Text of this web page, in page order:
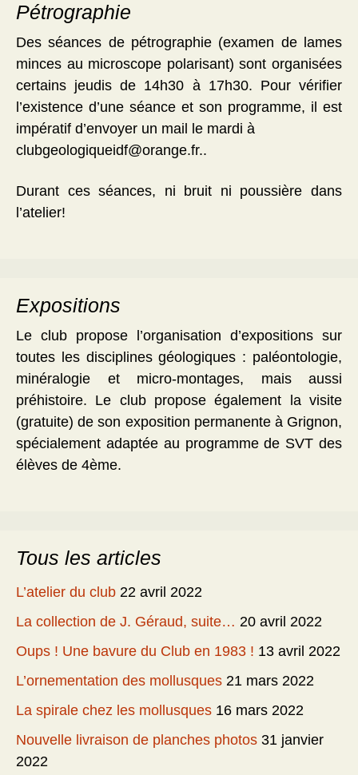
Pétrographie
Des séances de pétrographie (examen de lames
minces au microscope polarisant) sont organisées
certains jeudis de 14h30 à 17h30. Pour vérifier
l’existence d’une séance et son programme, il est
impératif d’envoyer un mail le mardi à
clubgeologiqueidf@orange.fr..
Durant ces séances, ni bruit ni poussière dans
l’atelier!
Expositions
Le club propose l’organisation d’expositions sur
toutes les disciplines géologiques : paléontologie,
minéralogie et micro-montages, mais aussi
préhistoire. Le club propose également la visite
(gratuite) de son exposition permanente à Grignon,
spécialement adaptée au programme de SVT des
élèves de 4ème.
Tous les articles
L’atelier du club 22 avril 2022
La collection de J. Géraud, suite… 20 avril 2022
Oups ! Une bavure du Club en 1983 ! 13 avril 2022
L’ornementation des mollusques 21 mars 2022
La spirale chez les mollusques 16 mars 2022
Nouvelle livraison de planches photos 31 janvier
2022